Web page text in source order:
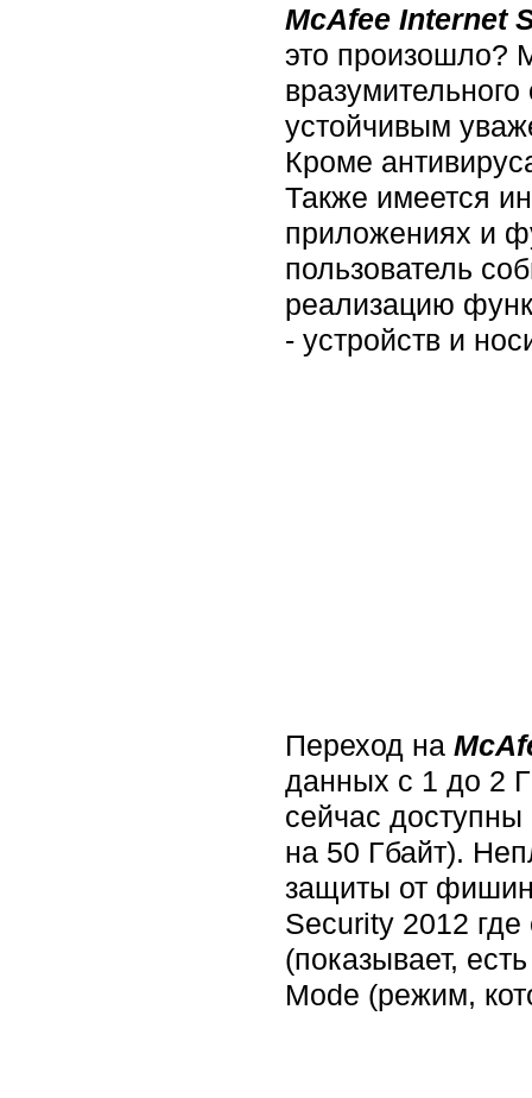
McAfee Internet
это произошло?
устойчивым
Кроме
Также имеется
приложениях и
пользователь
реализацию
- устройств и
Переход на
данных с 1 до 2
сейчас
на 50 Гбайт).
защиты от
Security 2012 где
(показывает,
Mode (режим,